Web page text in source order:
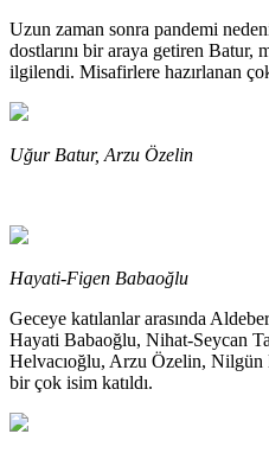
Uzun zaman sonra pandemi
dostlarını bir araya getiren
ilgilendi. Misafirlere hazırlanan
Uğur Batur, Arzu Özelin
Hayati-Figen Babaoğlu
Geceye katılanlar arasında
Hayati Babaoğlu, Nihat-Seycan
Helvacıoğlu, Arzu Özelin, Nilgün
bir çok isim katıldı.